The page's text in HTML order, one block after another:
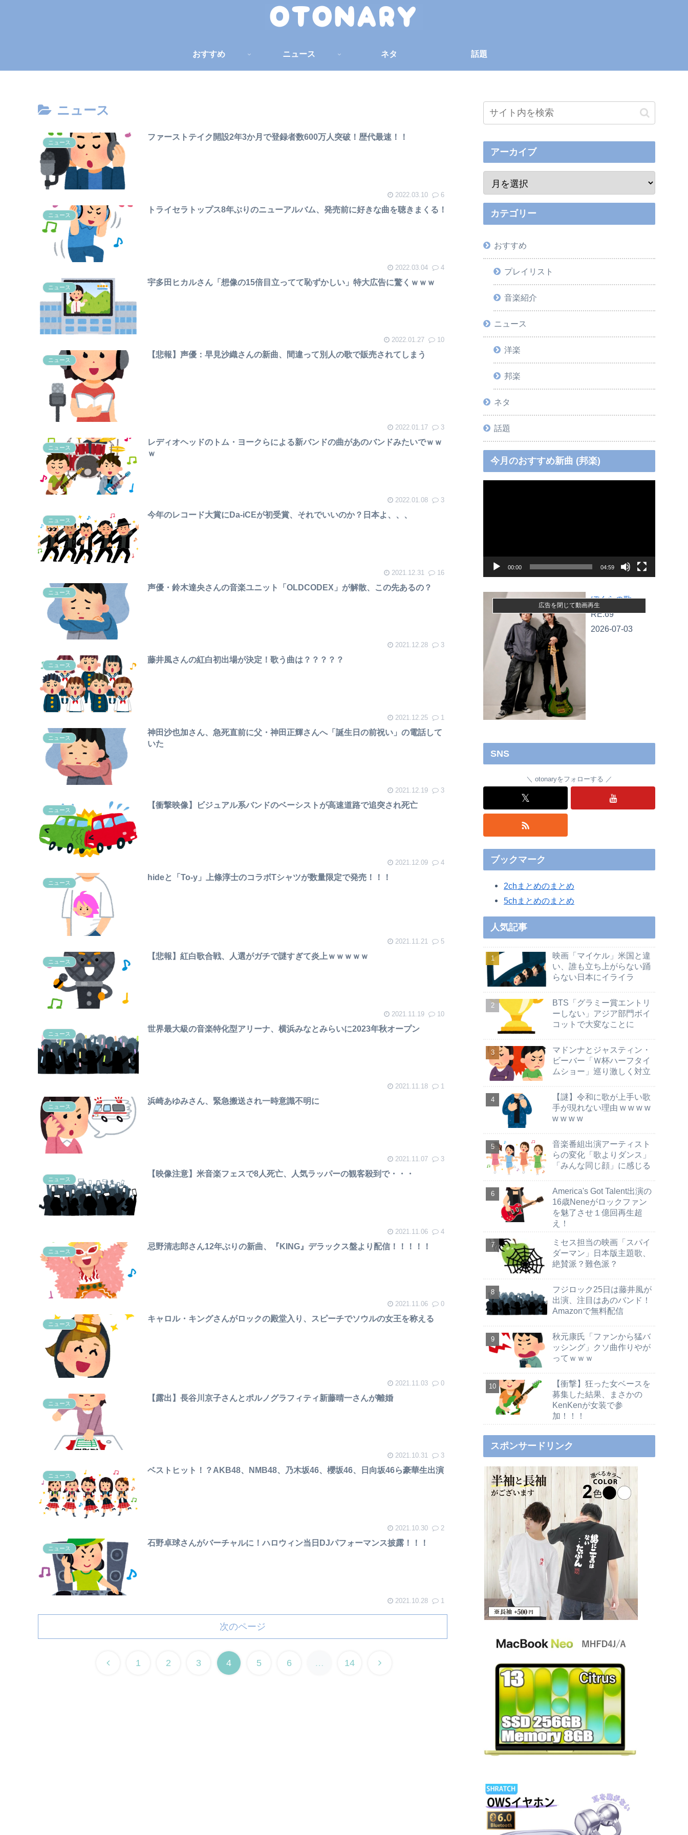
おすすめ ニュース ネタ 話題
ニュース
ニュース
ファーストテイク開設2年3か月で登録者数600万人突破！歴代最速！！
2022.03.10 6
ニュース
トライセラトップス8年ぶりのニューアルバム、発売前に好きな曲を聴きまくる！
2022.03.04 4
ニュース
宇多田ヒカルさん「想像の15倍目立ってて恥ずかしい」特大広告に驚くｗｗｗ
2022.01.27 10
ニュース
【悲報】声優：早見沙織さんの新曲、間違って別人の歌で販売されてしまう
2022.01.17 3
ニュース
レディオヘッドのトム・ヨークらによる新バンドの曲があのバンドみたいでｗｗ
ｗ
2022.01.08 3
ニュース
今年のレコード大賞にDa-iCEが初受賞、それでいいのか？日本よ、、、
2021.12.31 16
ニュース
声優・鈴木達央さんの音楽ユニット「OLDCODEX」が解散、この先あるの？
2021.12.28 3
ニュース
藤井風さんの紅白初出場が決定！歌う曲は？？？？？
2021.12.25 1
ニュース
神田沙也加さん、急死直前に父・神田正輝さんへ「誕生日の前祝い」の電話して
いた
2021.12.19 3
ニュース
【衝撃映像】ビジュアル系バンドのベーシストが高速道路で追突され死亡
2021.12.09 4
ニュース
hideと「To-y」上條淳士のコラボTシャツが数量限定で発売！！！
2021.11.21 5
ニュース
【悲報】紅白歌合戦、人選がガチで謎すぎて炎上ｗｗｗｗｗ
2021.11.19 10
ニュース
世界最大級の音楽特化型アリーナ、横浜みなとみらいに2023年秋オープン
2021.11.18 1
ニュース
浜崎あゆみさん、緊急搬送され一時意識不明に
2021.11.07 3
ニュース
【映像注意】米音楽フェスで8人死亡、人気ラッパーの観客殺到で・・・
2021.11.06 4
ニュース
忌野清志郎さん12年ぶりの新曲、『KING』デラックス盤より配信！！！！！
2021.11.06 0
ニュース
キャロル・キングさんがロックの殿堂入り、スピーチでソウルの女王を称える
2021.11.03 0
ニュース
【露出】長谷川京子さんとポルノグラフィティ新藤晴一さんが離婚
2021.10.31 3
ニュース
ベストヒット！？AKB48、NMB48、乃木坂46、櫻坂46、日向坂46ら豪華生出演
2021.10.30 2
ニュース
石野卓球さんがバーチャルに！ハロウィン当日DJパフォーマンス披露！！！
2021.10.28 1
次のページ
1 2 3 4 5 6 … 14
アーカイブ
カテゴリー
おすすめ
プレイリスト
音楽紹介
ニュース
洋楽
邦楽
ネタ
話題
今月のおすすめ新曲 (邦楽)
ー
00:00 04:59
ぼくらの歌
RE:69
2026-07-03
SNS
otonaryをフォローする
𝕏
ブックマーク
2chまとめのまとめ
5chまとめのまとめ
人気記事
映画「マイケル」米国と違
い、誰も立ち上がらない踊
らない日本にイライラ
BTS「グラミー賞エントリ
ーしない」アジア部門ボイ
コットで大変なことに
マドンナとジャスティン・
ビーバー「Ｗ杯ハーフタイ
ムショー」巡り激しく対立
【謎】令和に歌が上手い歌
手が現れない理由 w w w w
w w w w
音楽番組出演アーティスト
らの変化「歌よりダンス」
「みんな同じ顔」に感じる
America's Got Talent出演の
16歳Neneがロックファン
を魅了させ１億回再生超
え！
ミセス担当の映画「スパイ
ダーマン」日本版主題歌、
絶賛派？難色派？
フジロック25日は藤井風が
出演、注目はあのバンド！
Amazonで無料配信
秋元康氏「ファンから猛バ
ッシング」クソ曲作りやが
ってｗｗｗ
【衝撃】狂った女ベースを
募集した結果、まさかの
KenKenが女装で参
加！！！
スポンサードリンク
広告を閉じて動画再生